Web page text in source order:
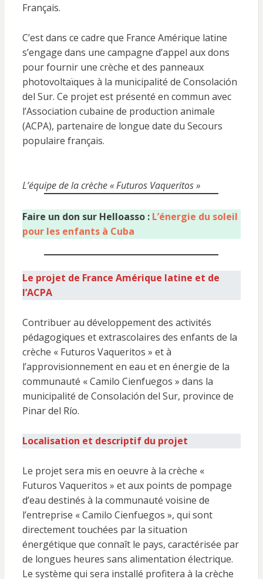
Français.
C’est dans ce cadre que France Amérique latine
s’engage dans une campagne d’appel aux dons
pour fournir une crèche et des panneaux
photovoltaïques à la municipalité de Consolación
del Sur. Ce projet est présenté en commun avec
l’Association cubaine de production animale
(ACPA), partenaire de longue date du Secours
populaire français.
L’équipe de la crèche « Futuros Vaqueritos »
Faire un don sur Helloasso : L’énergie du soleil
pour les enfants à Cuba
Le projet de France Amérique latine et de
l’ACPA
Contribuer au développement des activités
pédagogiques et extrascolaires des enfants de la
crèche « Futuros Vaqueritos » et à
l’approvisionnement en eau et en énergie de la
communauté « Camilo Cienfuegos » dans la
municipalité de Consolación del Sur, province de
Pinar del Río.
Localisation et descriptif du projet
Le projet sera mis en oeuvre à la crèche «
Futuros Vaqueritos » et aux points de pompage
d’eau destinés à la communauté voisine de
l’entreprise « Camilo Cienfuegos », qui sont
directement touchées par la situation
énergétique que connaît le pays, caractérisée par
de longues heures sans alimentation électrique.
Le système qui sera installé profitera à la crèche